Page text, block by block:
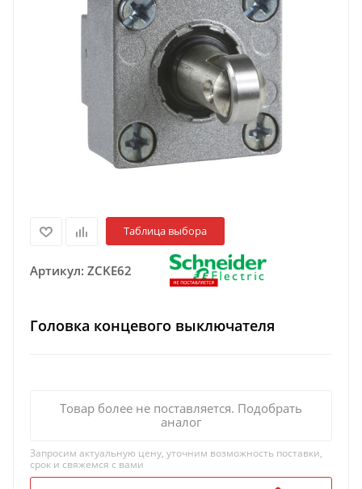
Таблица выбора
Артикул: ZCKE62
Головка концевого выключателя
Товар более не поставляется. Подобрать
аналог
Запросим актуальную цену, уточним возможность поставки,
срок и свяжемся с вами